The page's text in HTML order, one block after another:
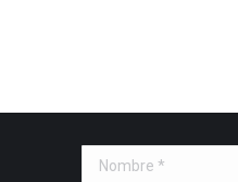
Nombre *